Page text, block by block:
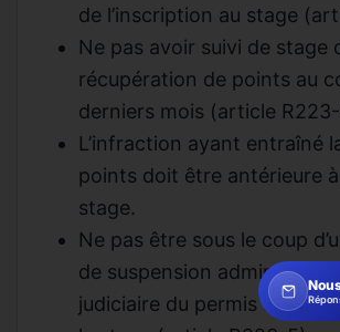
de l’inscription au stage
Ne pas avoir suivi de stage
récupération de points au
derniers mois (article
L’infraction ayant entraîné
points doit être antérieure
stage.
Ne pas être sous le coup
de suspension
judiciaire du permis de